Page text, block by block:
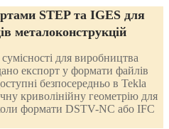
STEP та IGES для
металоконструкцій
для виробництва
експорт у формати файлів
безпосередньо в Tekla
криволінійну геометрію для
формати DSTV-NC або IFC